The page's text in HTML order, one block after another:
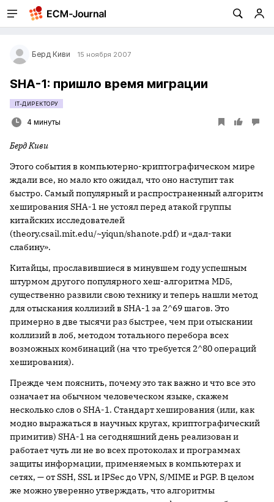
Берд Киви 15 ноября 2007
SHA-1: пришло время миграции
IT-ДИРЕКТОРУ
4 минуты
Берд Киви
Этого события в компьютерно-криптографическом мире
ждали все, но мало кто ожидал, что оно наступит так
быстро. Самый популярный и распространенный алгоритм
хеширования SHA-1 не устоял перед атакой группы
китайских исследователей
(theory.csail.mit.edu/~yiqun/shanote.pdf) и «дал-таки
слабину».
Китайцы, прославившиеся в минувшем году успешным
штурмом другого популярного хеш-алгоритма MD5,
существенно развили свою технику и теперь нашли метод
для отыскания коллизий в SHA-1 за 2^69 шагов. Это
примерно в две тысячи раз быстрее, чем при отыскании
коллизий в лоб, методом тотального перебора всех
возможных комбинаций (на что требуется 2^80 операций
хеширования).
Прежде чем пояснить, почему это так важно и что все это
означает на обычном человеческом языке, скажем
несколько слов о SHA-1. Стандарт хеширования (или, как
модно выражаться в научных кругах, криптографический
примитив) SHA-1 на сегодняшний день реализован и
работает чуть ли не во всех протоколах и программах
защиты информации, применяемых в компьютерах и
сетях, — от SSH, SSL и IPSec до VPN, S/MIME и PGP. В целом
же можно уверенно утверждать, что алгоритмы